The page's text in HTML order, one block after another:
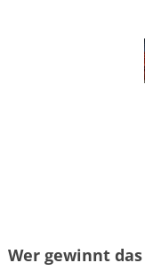
Wer gewinnt das